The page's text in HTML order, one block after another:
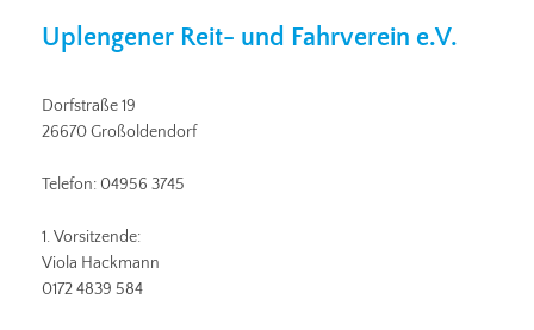
Uplengener Reit- und Fahrverein e.V.
Dorfstraße 19
26670 Großoldendorf
Telefon: 04956 3745
1. Vorsitzende:
Viola Hackmann
0172 4839 584